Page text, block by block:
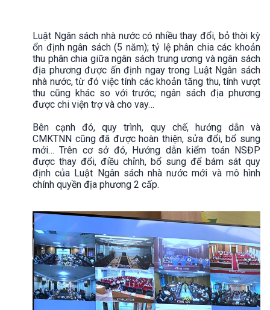
Luật Ngân sách nhà nước có nhiều thay đổi, bỏ thời kỳ
ổn định ngân sách (5 năm); tỷ lệ phân chia các khoản
thu phân chia giữa ngân sách trung ương và ngân sách
địa phương được ấn định ngay trong Luật Ngân sách
nhà nước, từ đó việc tính các khoản tăng thu, tính vượt
thu cũng khác so với trước; ngân sách địa phương
được chi viện trợ và cho vay…
Bên cạnh đó, quy trình, quy chế, hướng dẫn và
CMKTNN cũng đã được hoàn thiện, sửa đổi, bổ sung
mới… Trên cơ sở đó, Hướng dẫn kiểm toán NSĐP
được thay đổi, điều chỉnh, bổ sung để bám sát quy
định của Luật Ngân sách nhà nước mới và mô hình
chính quyền địa phương 2 cấp.